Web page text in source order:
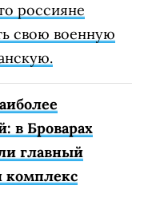
россияне
свою военную
в Броварах
главный
комплекс